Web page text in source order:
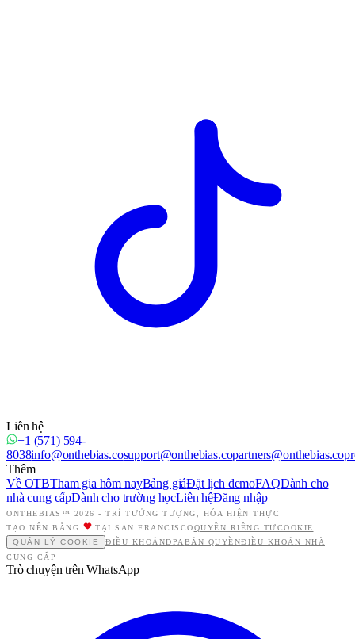
Liên hệ
+1 (571) 594-
8038info@onthebias.cosupport@onthebias.copartners@onthebias.co
Thêm
Về OTBTham gia hôm nayBảng giáĐặt lịch demoFAQDành cho
nhà cung cấpDành cho trường họcLiên hệĐăng nhập
ONTHEBIAS™ 2026 - TRÍ TƯỞNG TƯỢNG, HÓA HIỆN THỰC
TẠO NÊN BẰNG
TẠI SAN FRANCISCOQUYỀN RIÊNG TƯCOOKIE
QUẢN LÝ COOKIE
ĐIỀU KHOẢNDPA BẢN QUYỀNĐIỀU KHOẢN NHÀ
CUNG CẤP
Trò chuyện trên WhatsApp